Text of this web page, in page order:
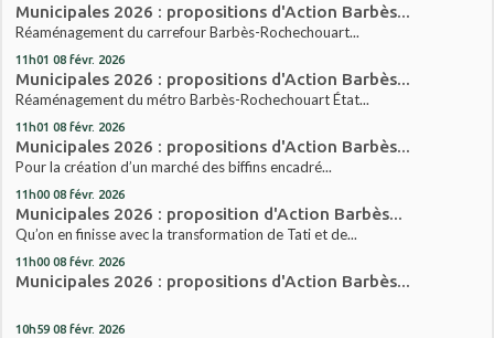
Municipales 2026 : propositions d'Action Barbès...
Réaménagement du carrefour Barbès-Rochechouart...
11h01 08 févr. 2026
Municipales 2026 : propositions d'Action Barbès...
Réaménagement du métro Barbès-Rochechouart État...
11h01 08 févr. 2026
Municipales 2026 : propositions d'Action Barbès...
Pour la création d’un marché des biffins encadré...
11h00 08 févr. 2026
Municipales 2026 : proposition d'Action Barbès...
Qu’on en finisse avec la transformation de Tati et de...
11h00 08 févr. 2026
Municipales 2026 : propositions d'Action Barbès...
10h59 08 févr. 2026